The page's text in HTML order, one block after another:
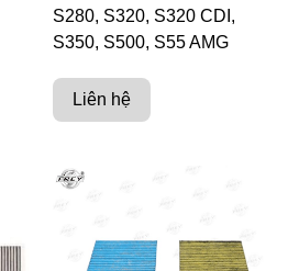
S280, S320, S320 CDI,
S350, S500, S55 AMG
Liên hệ